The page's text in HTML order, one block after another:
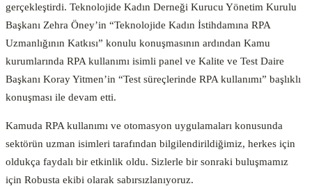
gerçekleştirdi. Teknolojide Kadın Derneği Kurucu Yönetim Kurulu
Başkanı Zehra Öney’in “Teknolojide Kadın İstihdamına RPA
Uzmanlığının Katkısı” konulu konuşmasının ardından Kamu
kurumlarında RPA kullanımı isimli panel ve Kalite ve Test Daire
Başkanı Koray Yitmen’in “Test süreçlerinde RPA kullanımı” başlıklı
konuşması ile devam etti.
Kamuda RPA kullanımı ve otomasyon uygulamaları konusunda
sektörün uzman isimleri tarafından bilgilendirildiğimiz, herkes için
oldukça faydalı bir etkinlik oldu. Sizlerle bir sonraki buluşmamız
için Robusta ekibi olarak sabırsızlanıyoruz.